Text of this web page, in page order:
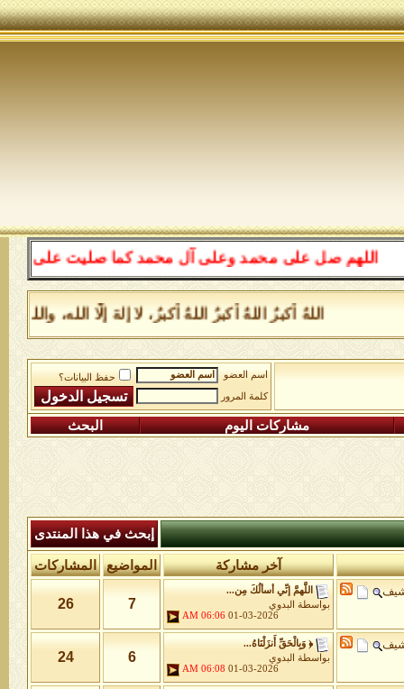
اللهم صل على محمد وعلى آل محمد كما صليت على إبراهيم
اللهُ أكبرُ اللهُ أكبرُ اللهُ أكبرُ، لا إلهَ إلَّا الله،
اسم العضو
حفظ البيانات؟
كلمة المرور
مشاركات اليوم البحث
إبحث في هذا المنتدى
آخر مشاركة المواضيع المشاركات
اللَّهمَّ إنِّي أسألُكَ مِن...
بواسطة
البدوي
01-03-2026
06:06 AM
7
26
﴿ وَبِالْحَقِّ أَنزَلْنَاهُ...
بواسطة
البدوي
01-03-2026
06:08 AM
6
24